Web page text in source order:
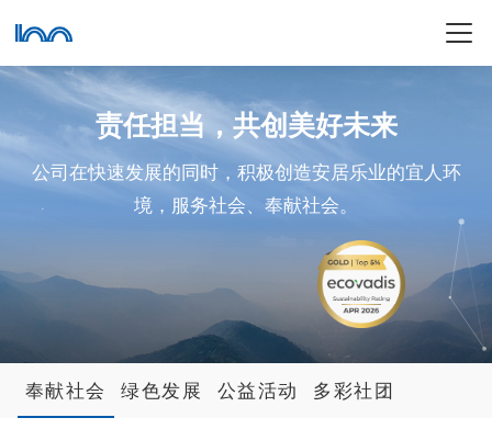
责任担当，共创美好未来
公司在快速发展的同时，积极创造安居乐业的宜人环
境，服务社会、奉献社会。
奉献社会 绿色发展 公益活动 多彩社团